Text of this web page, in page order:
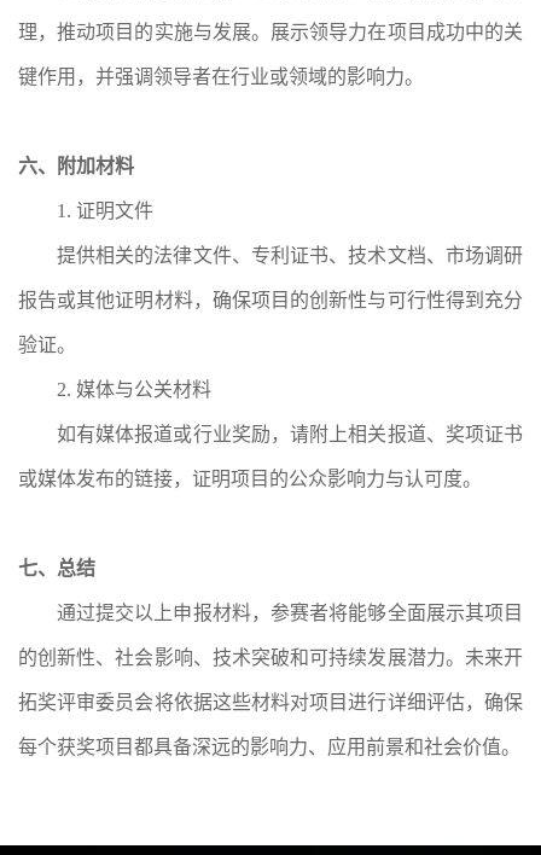
理，推动项目的实施与发展。展示领导力在项目成功中的关
键作用，并强调领导者在行业或领域的影响力。
六、附加材料
1. 证明文件
提供相关的法律文件、专利证书、技术文档、市场调研
报告或其他证明材料，确保项目的创新性与可行性得到充分
验证。
2. 媒体与公关材料
如有媒体报道或行业奖励，请附上相关报道、奖项证书
或媒体发布的链接，证明项目的公众影响力与认可度。
七、总结
通过提交以上申报材料，参赛者将能够全面展示其项目
的创新性、社会影响、技术突破和可持续发展潜力。未来开
拓奖评审委员会将依据这些材料对项目进行详细评估，确保
每个获奖项目都具备深远的影响力、应用前景和社会价值。